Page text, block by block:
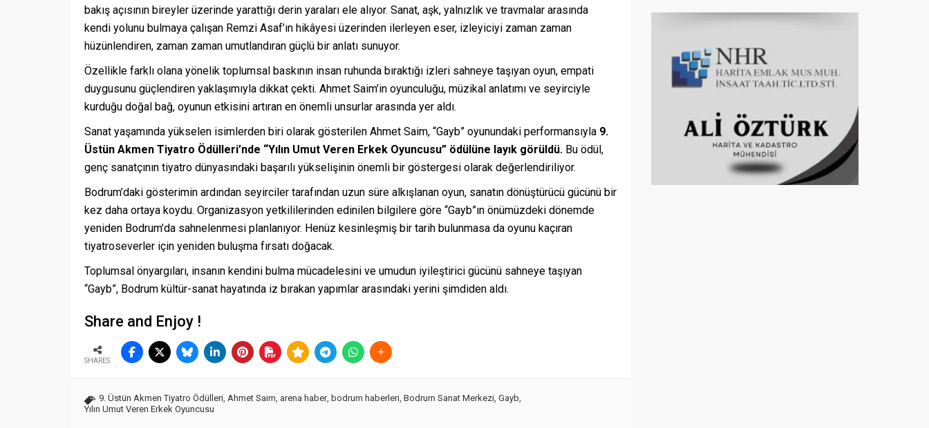
bakış açısının bireyler üzerinde yarattığı derin yaraları ele alıyor. Sanat, aşk, yalnızlık ve travmalar arasında
kendi yolunu bulmaya çalışan Remzi Asaf’ın hikâyesi üzerinden ilerleyen eser, izleyiciyi zaman zaman
hüzünlendiren, zaman zaman umutlandıran güçlü bir anlatı sunuyor.
Özellikle farklı olana yönelik toplumsal baskının insan ruhunda bıraktığı izleri sahneye taşıyan oyun, empati
duygusunu güçlendiren yaklaşımıyla dikkat çekti. Ahmet Saim’in oyunculuğu, müzikal anlatımı ve seyirciyle
kurduğu doğal bağ, oyunun etkisini artıran en önemli unsurlar arasında yer aldı.
Sanat yaşamında yükselen isimlerden biri olarak gösterilen Ahmet Saim, “Gayb” oyunundaki performansıyla 9.
Üstün Akmen Tiyatro Ödülleri’nde “Yılın Umut Veren Erkek Oyuncusu” ödülüne layık görüldü. Bu ödül,
genç sanatçının tiyatro dünyasındaki başarılı yükselişinin önemli bir göstergesi olarak değerlendiriliyor.
Bodrum’daki gösterimin ardından seyirciler tarafından uzun süre alkışlanan oyun, sanatın dönüştürücü gücünü bir
kez daha ortaya koydu. Organizasyon yetkililerinden edinilen bilgilere göre “Gayb”ın önümüzdeki dönemde
yeniden Bodrum’da sahnelenmesi planlanıyor. Henüz kesinleşmiş bir tarih bulunmasa da oyunu kaçıran
tiyatroseverler için yeniden buluşma fırsatı doğacak.
Toplumsal önyargıları, insanın kendini bulma mücadelesini ve umudun iyileştirici gücünü sahneye taşıyan
“Gayb”, Bodrum kültür-sanat hayatında iz bırakan yapımlar arasındaki yerini şimdiden aldı.
Share and Enjoy !
SHARES
9. Üstün Akmen Tiyatro Ödülleri Ahmet Saim arena haber, bodrum haberleri Bodrum Sanat Merkezi Gayb
Yılın Umut Veren Erkek Oyuncusu